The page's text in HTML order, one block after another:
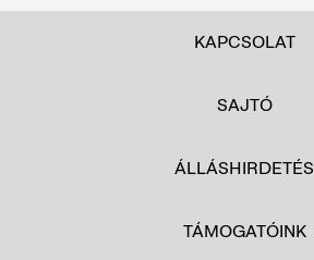
KAPCSOLAT
SAJTÓ
ÁLLÁSHIRDETÉS
TÁMOGATÓINK